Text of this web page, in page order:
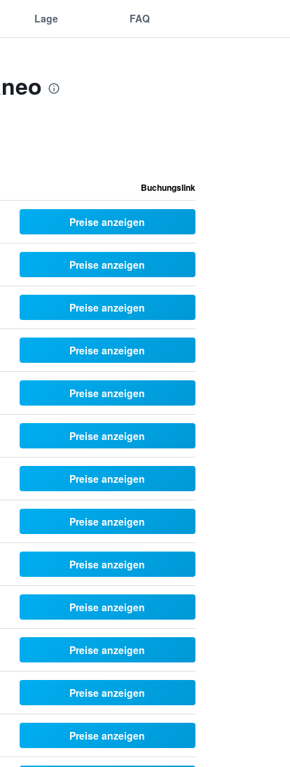
Lage FAQ
Buchungslink
Preise anzeigen
Preise anzeigen
Preise anzeigen
Preise anzeigen
Preise anzeigen
Preise anzeigen
Preise anzeigen
Preise anzeigen
Preise anzeigen
Preise anzeigen
Preise anzeigen
Preise anzeigen
Preise anzeigen